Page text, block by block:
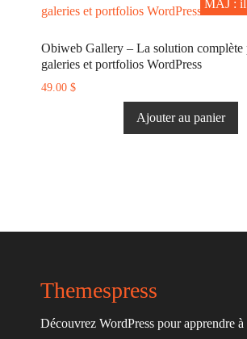
MAJ : il
MAJ : il
Obiweb Gallery – La solution complète
galeries et portfolios WordPress
49.00 $
Ajouter au panier
Themespress
Découvrez WordPress pour apprendre à